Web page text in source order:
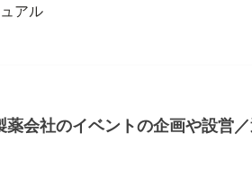
アル
薬会社のイベントの企画や設営